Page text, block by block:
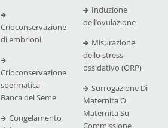
Crioconservazione
di embrioni
Crioconservazione
spermatica –
Banca del Seme
Congelamento
Induzione
dell’ovulazione
Misurazione
dello stress
ossidativo (ORP)
Surrogazione Dì
Maternita O
Maternita Su
Commissione